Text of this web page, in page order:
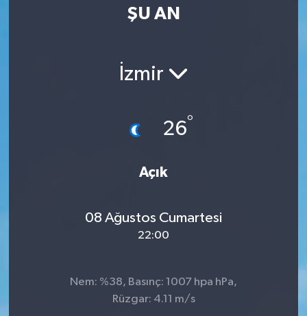
ŞU AN
İzmir
26°
Açık
08 Ağustos Cumartesi
22:00
Nem: %38, Basınç: 1007 hpa hPa,
Rüzgar: 4.11 m/s